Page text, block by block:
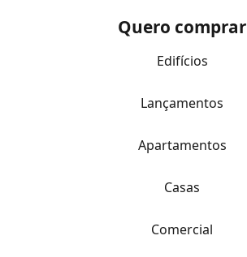
Quero comprar
Edifícios
Lançamentos
Apartamentos
Casas
Comercial